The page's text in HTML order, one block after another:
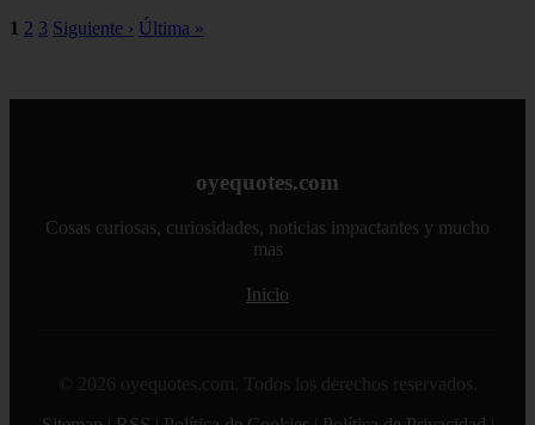
1 2 3 Siguiente › Última »
oyequotes.com
Cosas curiosas, curiosidades, noticias impactantes y mucho
mas
Inicio
© 2026 oyequotes.com. Todos los derechos reservados.